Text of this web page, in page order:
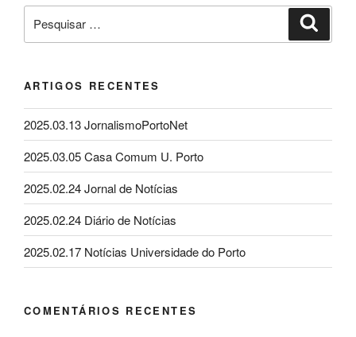
por:
ARTIGOS RECENTES
2025.03.13 JornalismoPortoNet
2025.03.05 Casa Comum U. Porto
2025.02.24 Jornal de Notícias
2025.02.24 Diário de Notícias
2025.02.17 Notícias Universidade do Porto
COMENTÁRIOS RECENTES